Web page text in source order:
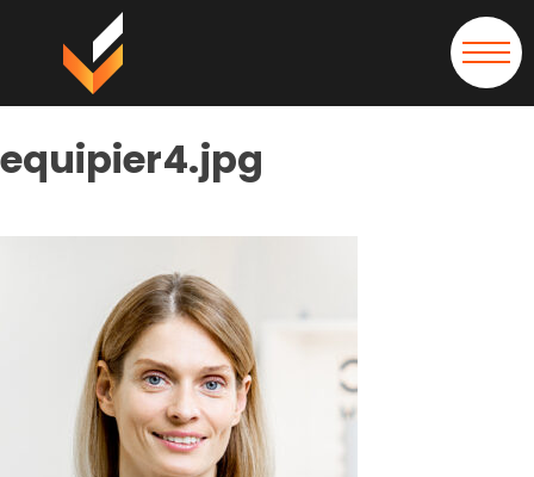
equipier4.jpg